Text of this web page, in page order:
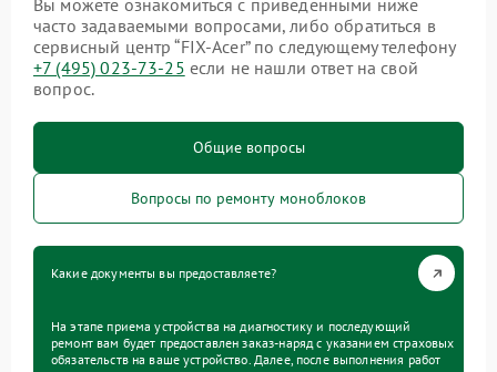
Вы можете ознакомиться с приведенными ниже
часто задаваемыми вопросами, либо обратиться в
сервисный центр “FIX-Acer” по следующему телефону
+7 (495) 023-73-25 если не нашли ответ на свой
вопрос.
Общие вопросы
Вопросы по ремонту моноблоков
Какие документы вы предоставляете?
На этапе приема устройства на диагностику и последующий
ремонт вам будет предоставлен заказ-наряд с указанием страховых
обязательств на ваше устройство. Далее, после выполнения работ